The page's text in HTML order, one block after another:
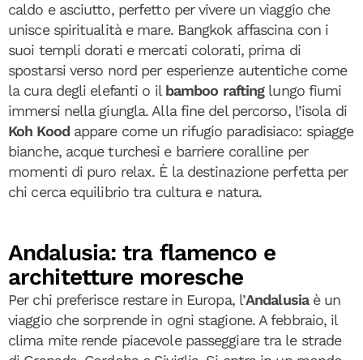
caldo e asciutto, perfetto per vivere un viaggio che
unisce spiritualità e mare. Bangkok affascina con i
suoi templi dorati e mercati colorati, prima di
spostarsi verso nord per esperienze autentiche come
la cura degli elefanti o il bamboo raftinglungo fiumi
immersi nella giungla. Alla fine del percorso, l’isola di
Koh Koodappare come un rifugio paradisiaco: spiagge
bianche, acque turchesi e barriere coralline per
momenti di puro relax. È la destinazione perfetta per
chi cerca equilibrio tra cultura e natura.
Andalusia: tra flamenco e
architetture moresche
Per chi preferisce restare in Europa, l’Andalusiaè un
viaggio che sorprende in ogni stagione. A febbraio, il
clima mite rende piacevole passeggiare tra le strade